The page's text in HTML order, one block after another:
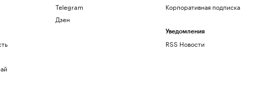
Telegram
Дзен
Корпоративная подписка
Уведомления
RSS Новости